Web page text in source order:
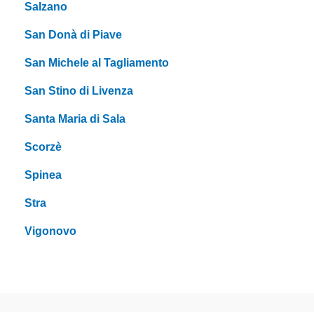
Salzano
San Donà di Piave
San Michele al Tagliamento
San Stino di Livenza
Santa Maria di Sala
Scorzè
Spinea
Stra
Vigonovo